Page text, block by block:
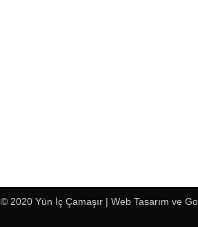
© 2020 Yün İç Çamaşır | Web Tasarım ve